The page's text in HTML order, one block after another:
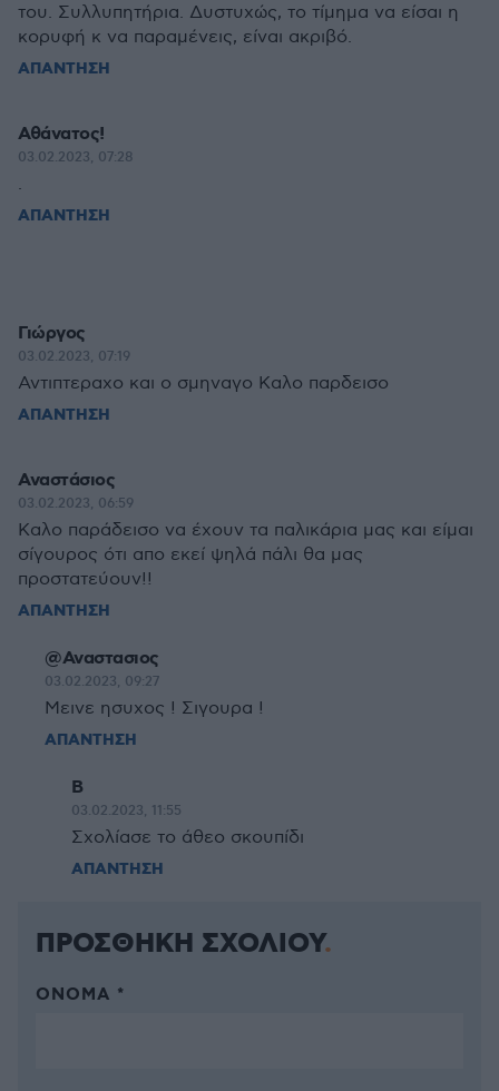
του. Συλλυπητήρια. Δυστυχώς, το τίμημα να είσαι η
κορυφή κ να παραμένεις, είναι ακριβό.
ΑΠΑΝΤΗΣΗ
Αθάνατος!
03.02.2023, 07:28
.
ΑΠΑΝΤΗΣΗ
Γιώργος
03.02.2023, 07:19
Αντιπτεραχο και ο σμηναγο Καλο παρδεισο
ΑΠΑΝΤΗΣΗ
Αναστάσιος
03.02.2023, 06:59
Καλο παράδεισο να έχουν τα παλικάρια μας και είμαι
σίγουρος ότι απο εκεί ψηλά πάλι θα μας
προστατεύουν!!
ΑΠΑΝΤΗΣΗ
@Αναστασιος
03.02.2023, 09:27
Mεινε ησυχος ! Σιγουρα !
ΑΠΑΝΤΗΣΗ
B
03.02.2023, 11:55
Σχολίασε το άθεο σκουπίδι
ΑΠΑΝΤΗΣΗ
ΠΡΟΣΘΗΚΗ ΣΧΟΛΙΟΥ
ΌΝΟΜΑ *